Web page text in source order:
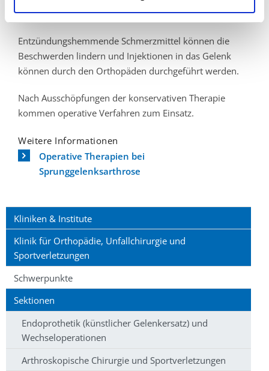
Abrollhilfe unter dem Schuh für Entlastung sorgen.
Entzündungshemmende Schmerzmittel können die
Beschwerden lindern und Injektionen in das Gelenk
können durch den Orthopäden durchgeführt werden.
Nach Ausschöpfungen der konservativen Therapie
kommen operative Verfahren zum Einsatz.
Weitere Informationen
Operative Therapien bei
Sprunggelenksarthrose
Kliniken & Institute
Klinik für Orthopädie, Unfallchirurgie und
Sportverletzungen
Schwerpunkte
Sektionen
Endoprothetik (künstlicher Gelenkersatz) und
Wechseloperationen
Arthroskopische Chirurgie und Sportverletzungen